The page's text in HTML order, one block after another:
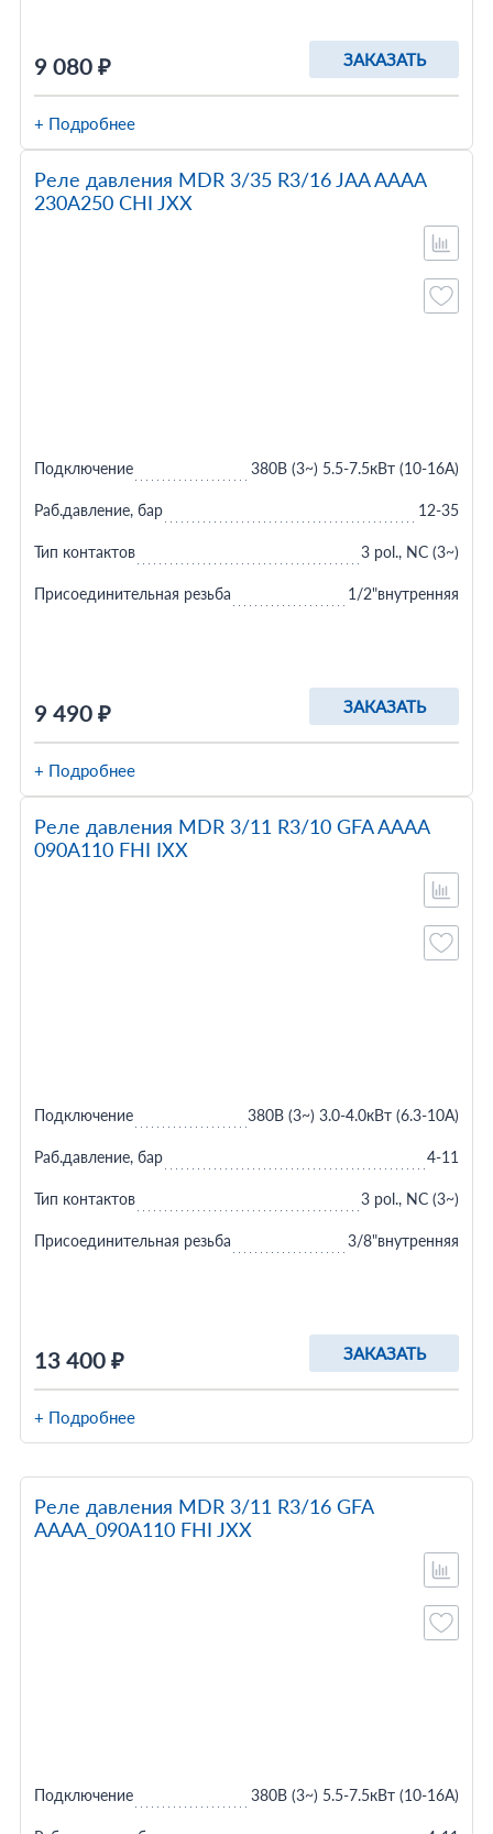
9 080 ₽ ЗАКАЗАТЬ
+ Подробнее
Реле давления MDR 3/35 R3/16 JAA AAAA
230A250 CHI JXX
9 490 ₽ ЗАКАЗАТЬ
Подключение 380В (3~) 5.5-7.5кВт (10-16A)
Раб.давление, бар 12-35
Тип контактов 3 pol., NC (3~)
Присоединительная резьба 1/2"внутренняя
+ Подробнее
Реле давления MDR 3/11 R3/10 GFA AAAA
090A110 FHI IXX
13 400 ₽ ЗАКАЗАТЬ
Подключение 380В (3~) 3.0-4.0кВт (6.3-10A)
Раб.давление, бар 4-11
Тип контактов 3 pol., NC (3~)
Присоединительная резьба 3/8"внутренняя
+ Подробнее
Реле давления MDR 3/11 R3/16 GFA
AAAA_090A110 FHI JXX
Подключение 380В (3~) 5.5-7.5кВт (10-16A)